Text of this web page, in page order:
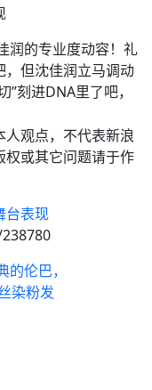
润的专业度动容！礼
，但沈佳润立马调动
刻进DNA里了吧，
人观点，不代表新浪
权或其它问题请于作
台表现
伦巴，
染粉发